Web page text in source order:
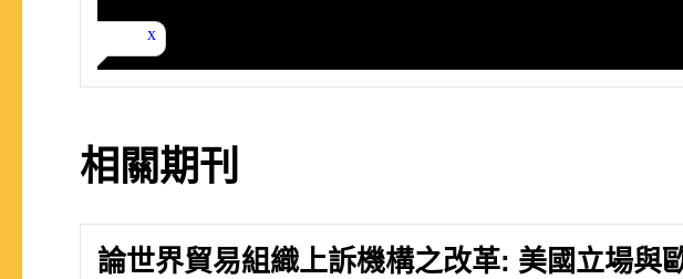
相關期刊
論世界貿易組織上訴機構之改革: 美國立場與